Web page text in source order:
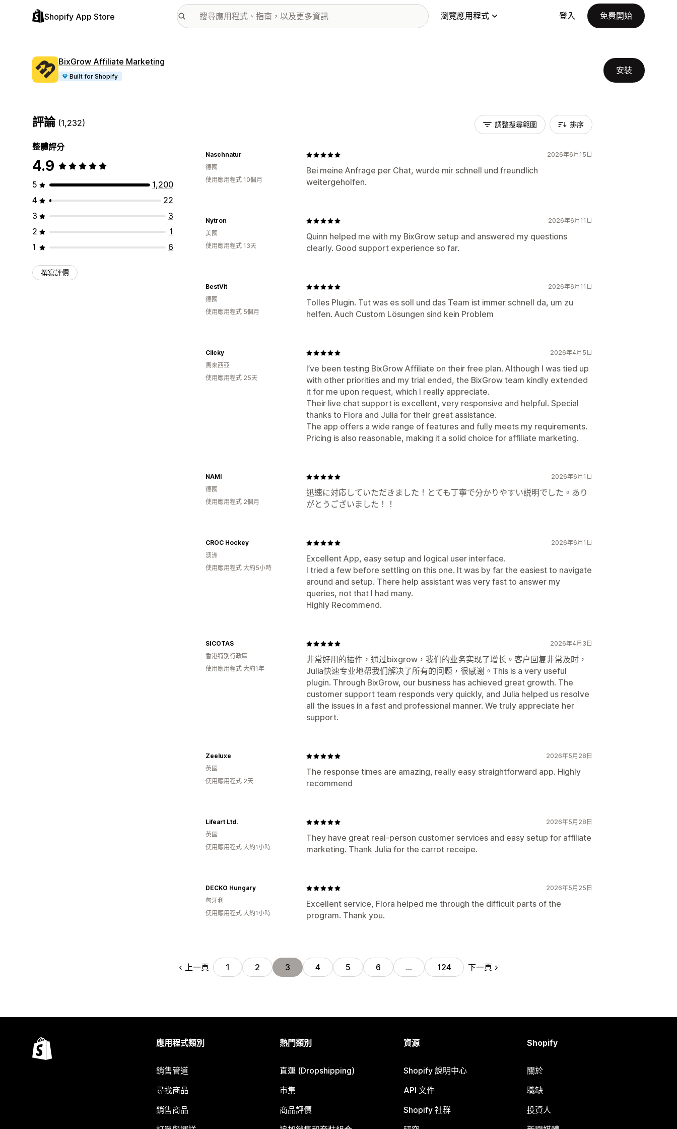
Shopify App Store 瀏覽應用程式 登入 免費開始
BixGrow Affiliate Marketing
Built for Shopify
安裝
評論 (1,232)
整體評分
4.9
5
1,200
4
22
3
3
2
1
1
6
撰寫評價
調整搜尋範圍 排序
2026年6月15日
Bei meine Anfrage per Chat, wurde mir schnell und freundlich
weitergeholfen.
Naschnatur
德國
使用應用程式 10個月
2026年6月11日
Quinn helped me with my BixGrow setup and answered my questions
clearly. Good support experience so far.
Nytron
美國
使用應用程式 13天
2026年6月11日
Tolles Plugin. Tut was es soll und das Team ist immer schnell da, um zu
helfen. Auch Custom Lösungen sind kein Problem
BestVit
德國
使用應用程式 5個月
2026年4月5日
I’ve been testing BixGrow Affiliate on their free plan. Although I was tied up
with other priorities and my trial ended, the BixGrow team kindly extended
it for me upon request, which I really appreciate.
Their live chat support is excellent, very responsive and helpful. Special
thanks to Flora and Julia for their great assistance.
The app offers a wide range of features and fully meets my requirements.
Pricing is also reasonable, making it a solid choice for affiliate marketing.
Clicky
馬來西亞
使用應用程式 25天
2026年6月1日
迅速に対応していただきました！とても丁寧で分かりやすい説明でした。あり
がとうございました！！
NAMI
德國
使用應用程式 2個月
2026年6月1日
Excellent App, easy setup and logical user interface.
I tried a few before settling on this one. It was by far the easiest to navigate
around and setup. There help assistant was very fast to answer my
queries, not that I had many.
Highly Recommend.
CROC Hockey
澳洲
使用應用程式 大約5小時
2026年4月3日
非常好用的插件，通过bixgrow，我们的业务实现了增长。客户回复非常及时，
Julia快速专业地帮我们解决了所有的问题，很感谢。This is a very useful
plugin. Through BixGrow, our business has achieved great growth. The
customer support team responds very quickly, and Julia helped us resolve
all the issues in a fast and professional manner. We truly appreciate her
support.
SICOTAS
香港特別行政區
使用應用程式 大約1年
2026年5月28日
The response times are amazing, really easy straightforward app. Highly
recommend
Zeeluxe
英國
使用應用程式 2天
2026年5月28日
They have great real-person customer services and easy setup for affiliate
marketing. Thank Julia for the carrot receipe.
Lifeart Ltd.
英國
使用應用程式 大約1小時
2026年5月25日
Excellent service, Flora helped me through the difficult parts of the
program. Thank you.
DECKO Hungary
匈牙利
使用應用程式 大約1小時
上一頁 1 2 3 4 5 6 … 124 下一頁
應用程式類別
銷售管道
尋找商品
銷售商品
熱門類別
直運 (Dropshipping)
市集
商品評價
資源
Shopify 說明中心
API 文件
Shopify 社群
Shopify
關於
職缺
投資人